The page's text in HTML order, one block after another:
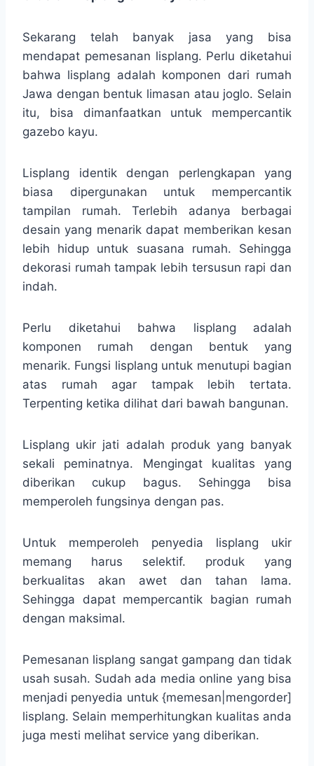
Sekarang telah banyak jasa yang bisa
mendapat pemesanan lisplang. Perlu diketahui
bahwa lisplang adalah komponen dari rumah
Jawa dengan bentuk limasan atau joglo. Selain
itu, bisa dimanfaatkan untuk mempercantik
gazebo kayu.
Lisplang identik dengan perlengkapan yang
biasa dipergunakan untuk mempercantik
tampilan rumah. Terlebih adanya berbagai
desain yang menarik dapat memberikan kesan
lebih hidup untuk suasana rumah. Sehingga
dekorasi rumah tampak lebih tersusun rapi dan
indah.
Perlu diketahui bahwa lisplang adalah
komponen rumah dengan bentuk yang
menarik. Fungsi lisplang untuk menutupi bagian
atas rumah agar tampak lebih tertata.
Terpenting ketika dilihat dari bawah bangunan.
Lisplang ukir jati adalah produk yang banyak
sekali peminatnya. Mengingat kualitas yang
diberikan cukup bagus. Sehingga bisa
memperoleh fungsinya dengan pas.
Untuk memperoleh penyedia lisplang ukir
memang harus selektif. produk yang
berkualitas akan awet dan tahan lama.
Sehingga dapat mempercantik bagian rumah
dengan maksimal.
Pemesanan lisplang sangat gampang dan tidak
usah susah. Sudah ada media online yang bisa
menjadi penyedia untuk {memesan|mengorder]
lisplang. Selain memperhitungkan kualitas anda
juga mesti melihat service yang diberikan.